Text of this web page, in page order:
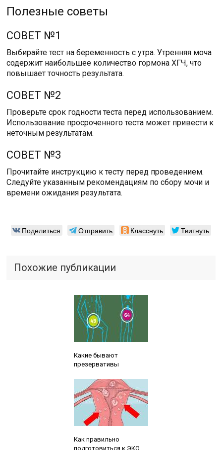
Полезные советы
СОВЕТ №1
Выбирайте тест на беременность с утра. Утренняя моча
содержит наибольшее количество гормона ХГЧ, что
повышает точность результата.
СОВЕТ №2
Проверьте срок годности теста перед использованием.
Использование просроченного теста может привести к
неточным результатам.
СОВЕТ №3
Прочитайте инструкцию к тесту перед проведением.
Следуйте указанным рекомендациям по сбору мочи и
времени ожидания результата.
Поделиться Отправить Класснуть Твитнуть
Похожие публикации
Какие бывают
презервативы
Как правильно
подготовиться к ЭКО